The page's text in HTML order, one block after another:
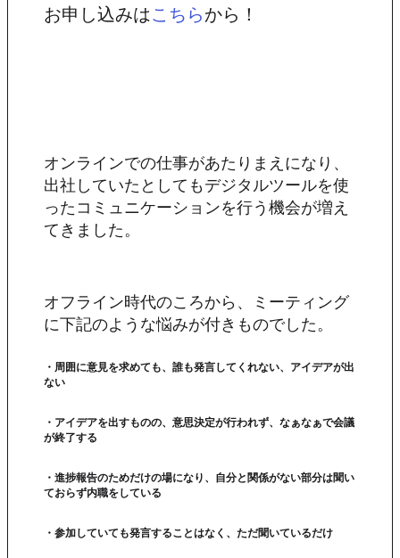
お申し込みはこちらから！
オンラインでの仕事があたりまえになり、
出社していたとしてもデジタルツールを使
ったコミュニケーションを行う機会が増え
てきました。
オフライン時代のころから、ミーティング
に下記のような悩みが付きものでした。
・周囲に意見を求めても、誰も発言してくれない、アイデアが出
ない
・アイデアを出すものの、意思決定が行われず、なぁなぁで会議
が終了する
・進捗報告のためだけの場になり、自分と関係がない部分は聞い
ておらず内職をしている
・参加していても発言することはなく、ただ聞いているだけ